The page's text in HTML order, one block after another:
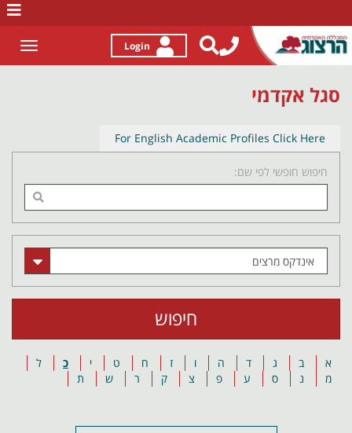
לתוכן
Login
סגל אקדמי
For English Academic Profiles Click Here
חיפוש חופשי לפי שם:
חיפוש
א ב ג ד ה ו ז ח ט י כ
ל
מ
נ ס ע פ צ ק ר ש ת